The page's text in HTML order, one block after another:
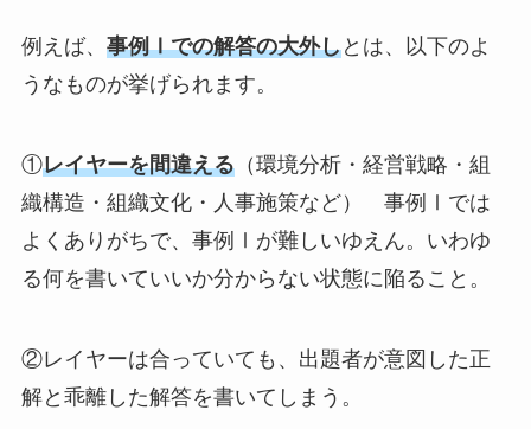
例えば、 事例Ⅰでの解答の大外しとは、以下のよ
うなものが挙げられます。
①レイヤーを間違える（環境分析・経営戦略・組
織構造・組織文化・人事施策など） 事例Ⅰでは
よくありがちで、事例Ⅰが難しいゆえん。いわゆ
る何を書いていいか分からない状態に陥ること。
②レイヤーは合っていても、出題者が意図した正
解と乖離した解答を書いてしまう。